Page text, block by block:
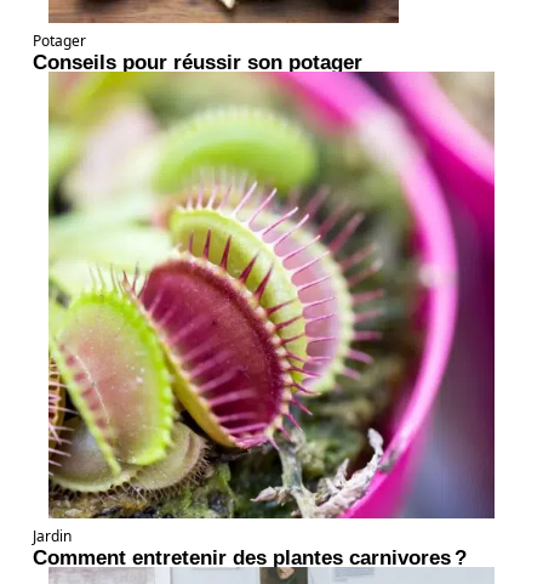
Potager
Conseils pour réussir son potager
Jardin
Comment entretenir des plantes carnivores ?